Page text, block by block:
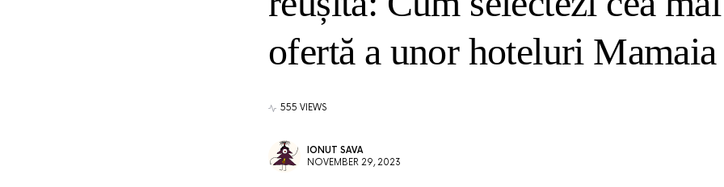
ofertă a unor hoteluri
555 VIEWS
IONUT SAVA
NOVEMBER 29, 2023